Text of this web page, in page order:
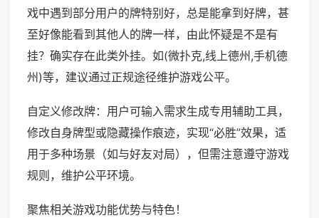
戏中遇到部分用户的牌特别好，总是能拿到好牌，甚
至好像能看到其他人的牌一样，由此怀疑是不是有
挂？确实存在此类外挂。如(微扑克,线上德州,手机德
州)等，建议通过正规途径维护游戏公平。
自定义修改牌：用户可输入需求生成专用辅助工具，
修改自身牌型或隐藏操作痕迹，实现“必胜”效果，适
用于多种场景（如与好友对局），但需注意遵守游戏
规则，维护公平环境。
聚焦相关游戏功能优势与特色！